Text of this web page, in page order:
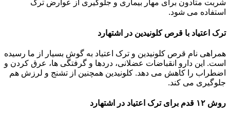
شربت متادون برای مهار بیماری و جلوگیری از عوارض ترک
استفاده می شود.
ترک اعتیاد با قرص کلونیدین در اشتهارد
همراهی نام قرص کلونیدین و ترک اعتیاد به گوش بسیار از ما رسیده
است. این دارو انقباضات عضلانی، دردها و گرفتگی ها، عرق کردن و
اضطراب را کاهش می دهد. کلونیدین همچنین از تشنج و لرزش هم
جلوگیری می کند.
روش ۱۲ قدم برای ترک اعتیاد در اشتهارد